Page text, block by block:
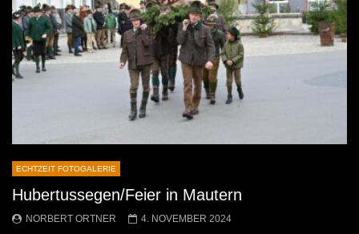
ECHTZEIT FOTOGALERIE
Hubertussegen/Feier in Mautern
NORBERT ORTNER 4. NOVEMBER 2024